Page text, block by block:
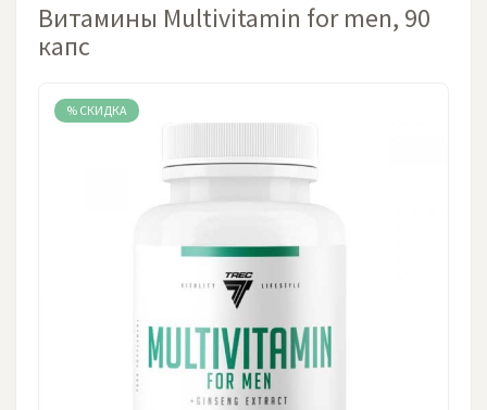
Витамины Multivitamin for men, 90
капс
% СКИДКА